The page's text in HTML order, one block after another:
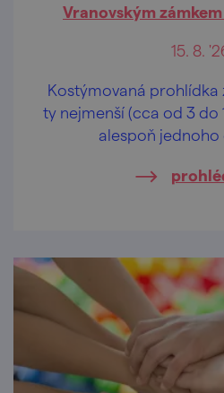
Vranovským
15. 8.
Kostýmovaná
ty nejmenší (cca od 3 do
alespoň jednoho